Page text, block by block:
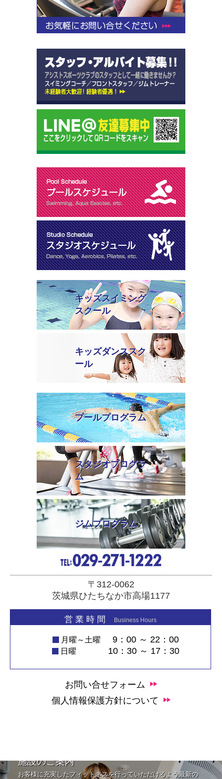
キッズスイミング
スクール
キッズダンススク
ール
プールプログラム
スタジオプログラ
ム
ジムプログラム
〒312-0062
茨城県ひたちなか市高場1177
営 業 時 間 Business Hours
月曜～土曜 9：00 ～ 22：00
日曜 10：30 ～ 17：30
お問い合せフォーム
個人情報保護方針について
施設のご案内
お客様に充実したフィットネスを行っていただけるよう最新の